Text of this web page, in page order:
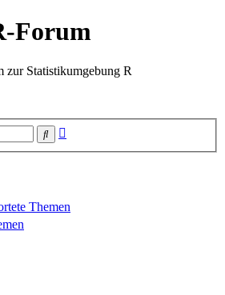
Forum
zur Statistikumgebung R
Suche
Themen